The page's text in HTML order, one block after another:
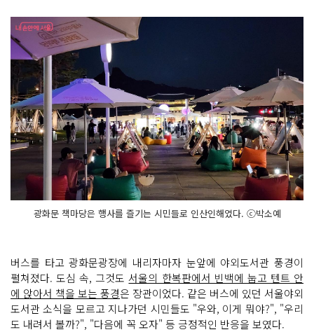
광화문 책마당은 행사를 즐기는 시민들로 인산인해였다. ⓒ박소예
버스를 타고 광화문광장에 내리자마자 눈앞에 야외도서관 풍경이
펼쳐졌다. 도심 속, 그것도서울의 한복판에서 빈백에 눕고 텐트 안
에 앉아서 책을 보는 풍경은 장관이었다. 같은 버스에 있던 서울야외
도서관 소식을 모르고 지나가던 시민들도 "우와, 이게 뭐야?", "우리
도 내려서 볼까?", "다음에 꼭 오자" 등 긍정적인 반응을 보였다.